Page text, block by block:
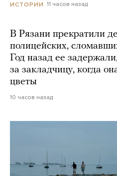
ИСТОРИИ 11 часов назад
В Рязани прекратили
полицейских,
Год назад ее
за закладчицу, когда
цветы
10 часов назад